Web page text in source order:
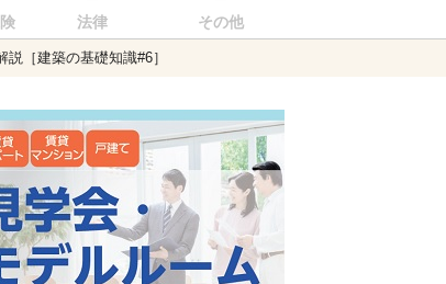
法律 その他
［建築の基礎知識#6］